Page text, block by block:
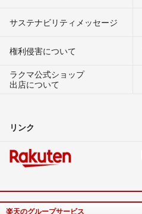
サステナビリティメッセージ
権利侵害について
ラクマ公式ショップ
出店について
リンク
楽天のグループサービス